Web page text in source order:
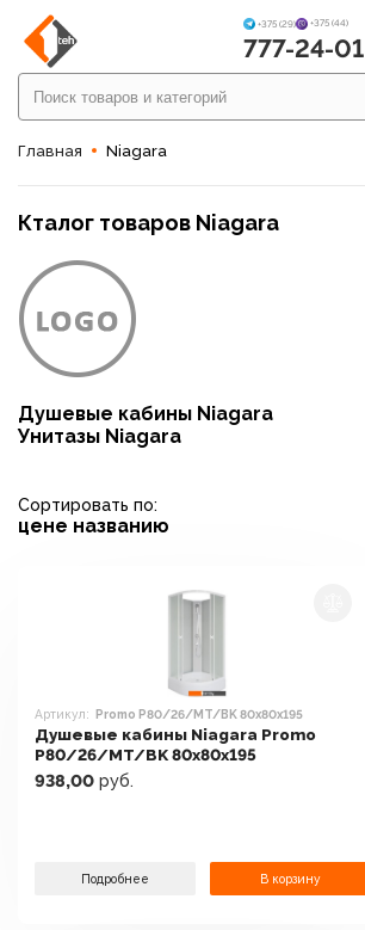
+375 (29) +375 (44)
777-24-01
Главная Niagara
Кталог товаров Niagara
Душевые кабины Niagara
Унитазы Niagara
Сортировать по:
цене названию
Артикул: Promo P80/26/MT/BK 80x80x195
Душевые кабины Niagara Promo
P80/26/MT/BK 80x80x195
938,00 руб.
Подробнее В корзину